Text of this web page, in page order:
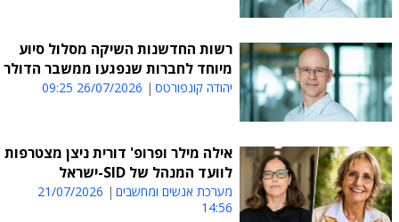
רשות החדשנות השיקה מסלול סיוע
מיוחד לחברות שנפגעו ממשבר הדולר
יהודה קונפורטס 26/07/2026 09:25
אילה מילר ופרופ' דורית ניצן מצטרפות
לוועד המנהל של SID-ישראל
מערכת אנשים ומחשבים
21/07/2026
14:56